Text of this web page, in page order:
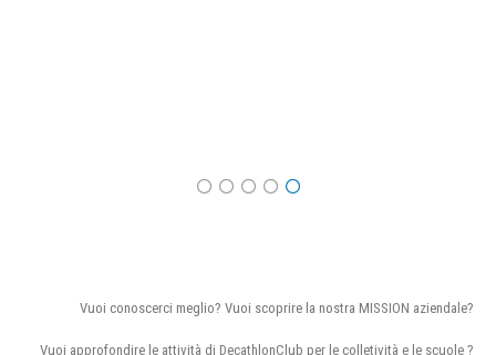
Vuoi conoscerci meglio? Vuoi scoprire la nostra MISSION aziendale?
Vuoi approfondire le attività di DecathlonClub per le colletività e le scuole ?